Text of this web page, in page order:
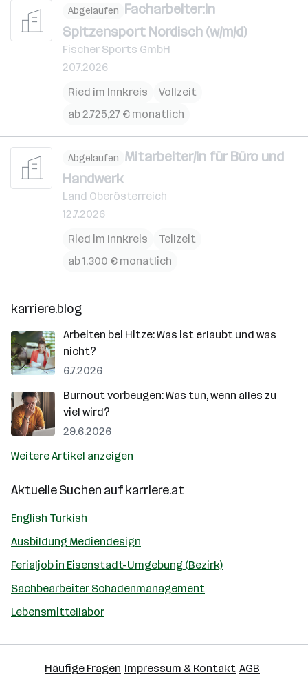
Abgelaufen Facharbeiter:in
Spitzensport Nordisch (w/m/d)
Fischer Sports GmbH
20.7.2026
Ried im Innkreis
Vollzeit
ab 2.725,27 € monatlich
Abgelaufen Mitarbeiter/in für Büro und
Handwerk
Land Oberösterreich
12.7.2026
Ried im Innkreis
Teilzeit
ab 1.300 € monatlich
karriere.blog
Arbeiten bei Hitze: Was ist erlaubt und was
nicht?
6.7.2026
Burnout vorbeugen: Was tun, wenn alles zu
viel wird?
29.6.2026
Weitere Artikel anzeigen
Aktuelle Suchen aufkarriere.at
English Turkish
Ausbildung Mediendesign
Ferialjob in Eisenstadt-Umgebung (Bezirk)
Sachbearbeiter Schadenmanagement
Lebensmittellabor
Häufige Fragen Impressum & Kontakt AGB